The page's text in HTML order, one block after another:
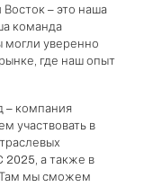
– это наша
команда
могли уверенно
где наш опыт
– компания
участвовать в
2025, а также в
Там мы сможем